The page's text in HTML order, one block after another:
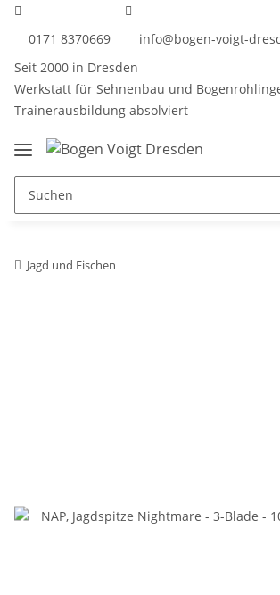
0171 8370669
info@bogen-voigt-
Seit 2000 in Dresden
Werkstatt für Sehnenbau und
Trainerausbildung absolviert
Jagd und Fischen